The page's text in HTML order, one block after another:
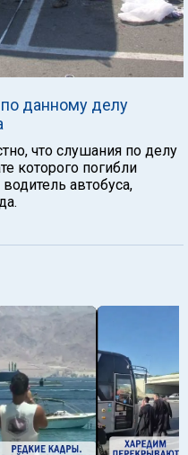
данному делу
что слушания по делу
которого погибли
автобуса,